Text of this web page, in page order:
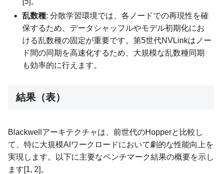
乱数種: 分散学習環境では、各ノードでの再現性を確
保するため、データシャッフルやモデル初期化にお
ける乱数種の固定が重要です。第5世代NVLinkはノー
ド間の同期を高速化するため、大規模な乱数種同期
も効率的に行えます。
結果（表）
Blackwellアーキテクチャは、前世代のHopperと比較し
て、特に大規模AIワークロードにおいて劇的な性能向上を
実現します。以下に主要なベンチマーク結果の概要を示し
ます[1, 2]。